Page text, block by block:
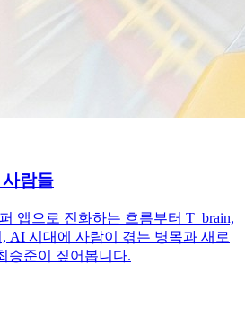
사람들
퍼 앱으로 진화하는 흐름부터 T_brain,
, AI 시대에 사람이 겪는 병목과 새로
승준이 짚어봅니다.